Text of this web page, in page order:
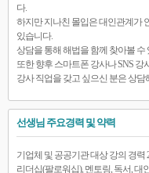
다.
하지만 지나친 몰입은 대인관계가
있습니다.
상담을 통해 해법을 함께 찾아볼 수
또한 향후 스마트폰 강사나 SNS 강
강사 직업을 갖고 싶으신 분은 상담
선생님 주요경력 및 약력
기업체 및 공공기관 대상 강의 경력
리더십(팔로워십), 멘토링, 독서, 대